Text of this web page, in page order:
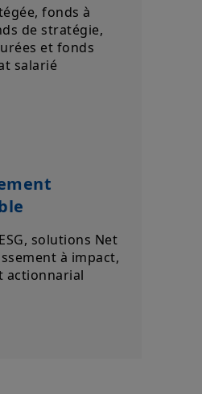
fonds à
de stratégie,
et fonds
salarié
solutions Net
à impact,
actionnarial